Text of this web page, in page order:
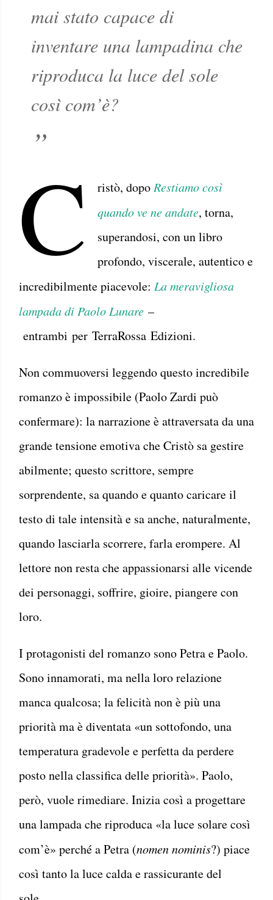
mai stato capace di
inventare una lampadina che
riproduca la luce del sole
così com’è?
C ristò, dopoRestiamo così
quando ve ne andate, torna,
superandosi, con un libro
profondo, viscerale, autentico e
incredibilmente piacevole: La meravigliosa
lampada di Paolo Lunare –
entrambi per TerraRossa Edizioni.
Non commuoversi leggendo questo incredibile
romanzo è impossibile (Paolo Zardi può
confermare): la narrazione è attraversata da una
grande tensione emotiva che Cristò sa gestire
abilmente; questo scrittore, sempre
sorprendente, sa quando e quanto caricare il
testo di tale intensità e sa anche, naturalmente,
quando lasciarla scorrere, farla erompere. Al
lettore non resta che appassionarsi alle vicende
dei personaggi, soffrire, gioire, piangere con
loro.
I protagonisti del romanzo sono Petra e Paolo.
Sono innamorati, ma nella loro relazione
manca qualcosa; la felicità non è più una
priorità ma è diventata «un sottofondo, una
temperatura gradevole e perfetta da perdere
posto nella classifica delle priorità». Paolo,
però, vuole rimediare. Inizia così a progettare
una lampada che riproduca «la luce solare così
com’è» perché a Petra (nomen nominis?) piace
così tanto la luce calda e rassicurante del